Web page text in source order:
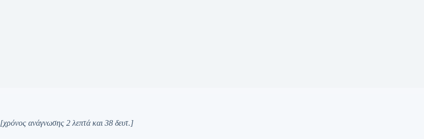
[χρόνος ανάγνωσης 2 λεπτά και 38 δευτ.]